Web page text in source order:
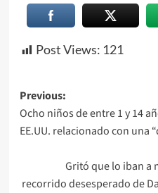
Post Views: 121
Previous:
Ocho niños de entre 1 y 14
EE.UU. relacionado con una
Gritó que lo iban a
recorrido desesperado de